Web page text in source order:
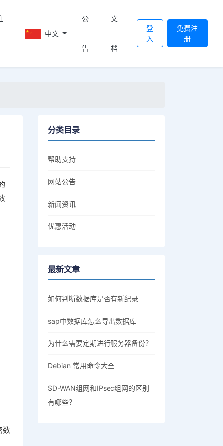
中文
公
告
文
档
登
入
免费注
册
数
分类目录
帮助支持
网站公告
新闻资讯
优惠活动
最新文章
如何判断数据库是否有新纪录
sap中数据库怎么导出数据库
为什么需要定期进行服务器备份？
Debian 常用命令大全
SD-WAN组网和IPsec组网的区别
有哪些？